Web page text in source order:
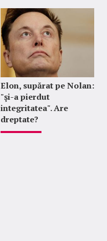
Elon, supărat pe Nolan:
"şi-a pierdut
integritatea". Are
dreptate?